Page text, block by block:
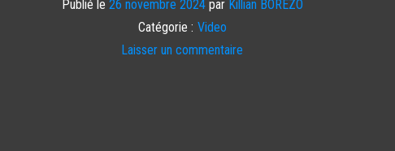
Publié le 26 novembre 2024par Killian BOREZO
Catégorie : Video
Laisser un commentaire